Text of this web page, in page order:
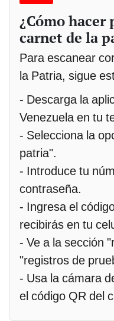
¿Cómo hacer
carnet de la
Para escanear
la Patria, sigue
- Descarga la
Venezuela en tu
- Selecciona la
patria".
- Introduce tu
contraseña.
- Ingresa el
recibirás en tu
- Ve a la sección
"registros de
- Usa la cámara
el código QR del